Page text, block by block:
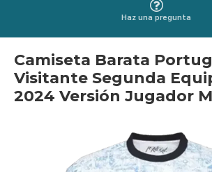
Haz una pregunta
Camiseta Barata
Visitante Segunda
2024 Versión Jugador